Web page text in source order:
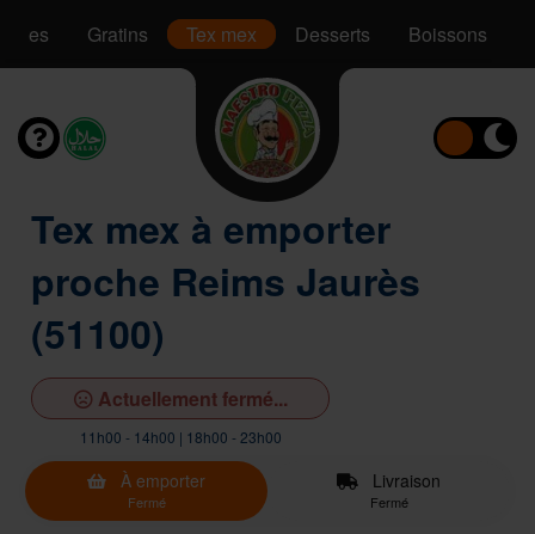
Pâtes Gratins Tex mex Desserts Boissons
Tex mex à emporter
proche Reims Jaurès
(51100)
Actuellement fermé...
11h00 - 14h00 | 18h00 - 23h00
À emporter
Fermé
Livraison
Fermé